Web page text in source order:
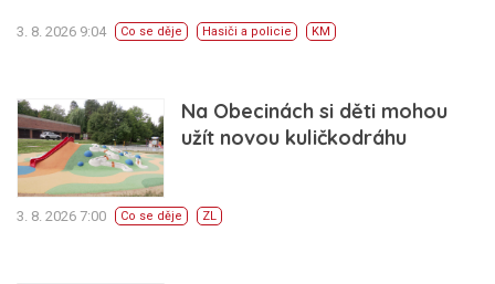
3. 8. 2026 9:04 Co se děje Hasiči a policie KM
Na Obecinách si děti mohou
užít novou kuličkodráhu
3. 8. 2026 7:00 Co se děje ZL